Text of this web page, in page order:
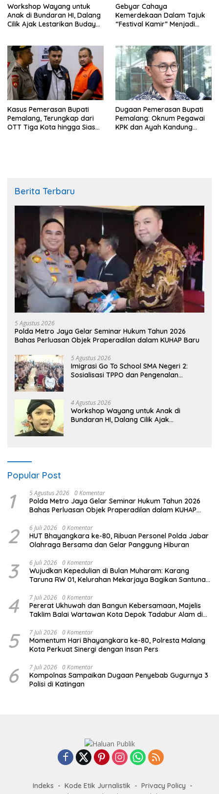
Workshop Wayang untuk
Anak di Bundaran HI, Dalang
Cilik Ajak Lestarikan Budaya
Gebyar Cahaya
Kemerdekaan Dalam Tajuk
“Festival Kamir” Menjadi
Kasus Pemerasan Bupati
Pemalang, Terungkap dari
OTT Tiga Kota hingga Siasat
Dugaan Pemerasan Bupati
Pemalang: Oknum Pegawai
KPK dan Ayah Kandung
Berita Terbaru
5 Agustus 2026
Polda Metro Jaya Gelar Seminar Hukum Tahun 2026
Bahas Perluasan Objek Praperadilan dalam KUHAP Baru
5 Agustus 2026
Imigrasi Go To School SMA Negeri 2:
Sosialisasi TPPO dan Pengenalan
4 Agustus 2026
Workshop Wayang untuk Anak di
Bundaran HI, Dalang Cilik Ajak
Popular Post
1 5 Agustus 2026 0 Komentar
Polda Metro Jaya Gelar Seminar Hukum Tahun 2026
Bahas Perluasan Objek Praperadilan dalam KUHAP
2 6 Juli 2026 0 Komentar
HUT Bhayangkara ke-80, Ribuan Personel Polda Jabar
Olahraga Bersama dan Gelar Panggung Hiburan
3 6 Juli 2026 0 Komentar
Wujudkan Kepedulian di Bulan Muharam: Karang
Taruna RW 01, Kelurahan Mekarjaya Bagikan Santunan
4 7 Juli 2026 0 Komentar
Pererat Ukhuwah dan Bangun Kebersamaan, Majelis
Taklim Balai Wartawan Kota Depok Tadabur Alam di
5 7 Juli 2026 0 Komentar
Momentum Hari Bhayangkara ke-80, Polresta Malang
Kota Perkuat Sinergi dengan Insan Pers
6 7 Juli 2026 0 Komentar
Kompolnas Sampaikan Dugaan Penyebab Gugurnya 3
Polisi di Katingan
Indeks Kode Etik Jurnalistik
Privacy Policy